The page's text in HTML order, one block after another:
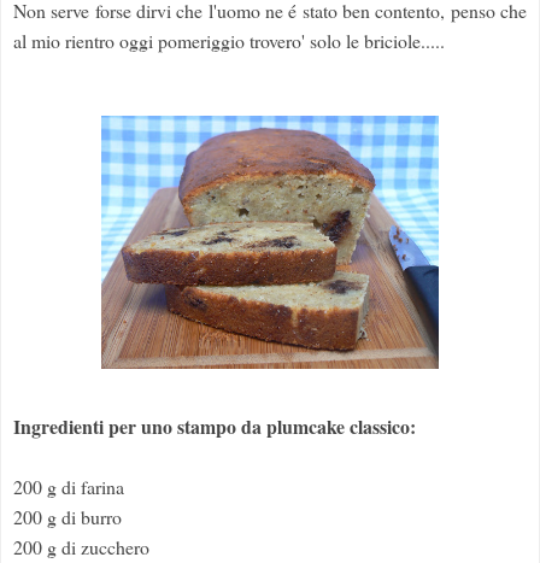
Non serve forse dirvi che l'uomo ne é stato ben contento, penso che
al mio rientro oggi pomeriggio trovero' solo le briciole.....
Ingredienti per uno stampo da plumcake classico:
200 g di farina
200 g di burro
200 g di zucchero